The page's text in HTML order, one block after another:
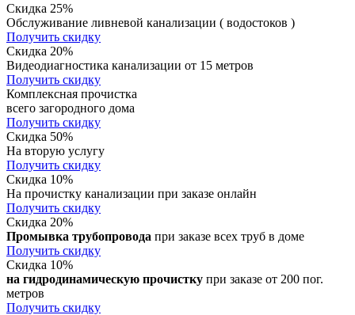
Скидка 25%
Обслуживание ливневой канализации ( водостоков )
Получить скидку
Скидка 20%
Видеодиагностика канализации от 15 метров
Получить скидку
Комплексная прочистка
всего загородного дома
Получить скидку
Скидка 50%
На вторую услугу
Получить скидку
Скидка 10%
На прочистку канализации при заказе онлайн
Получить скидку
Скидка 20%
Промывка трубопровода при заказе всех труб в доме
Получить скидку
Скидка 10%
на гидродинамическую прочистку при заказе от 200 пог.
метров
Получить скидку